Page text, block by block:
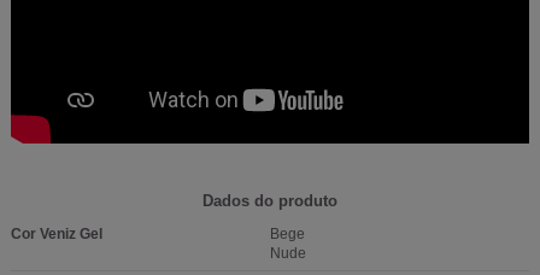
Dados do produto
Cor Veniz Gel
Bege
Nude